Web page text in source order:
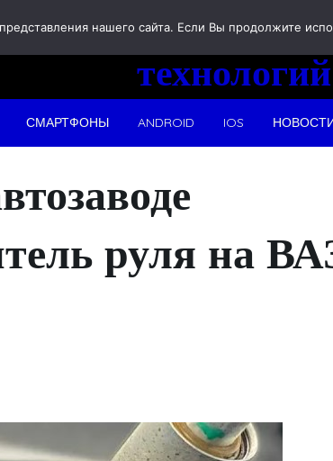
Новости
технологий
СМАРТФОНЫ ANDROID IOS
руля на
нашего сайта. Если Вы продолжите